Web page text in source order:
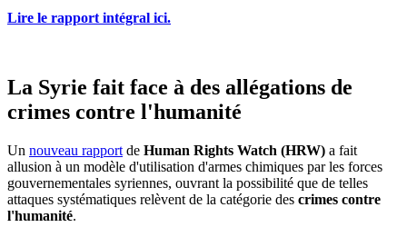
Lire le rapport intégral ici.
La Syrie fait face à des allégations de
crimes contre l'humanité
Un nouveau rapport de Human Rights Watch (HRW) a fait
allusion à un modèle d'utilisation d'armes chimiques par les forces
gouvernementales syriennes, ouvrant la possibilité que de telles
attaques systématiques relèvent de la catégorie des crimes contre
l'humanité.